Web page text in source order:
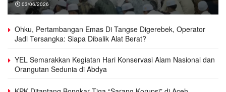
03/06/2026
Ohku, Pertambangan Emas Di Tangse Digerebek, Operator
Jadi Tersangka: Siapa Dibalik Alat Berat?
YEL Semarakkan Kegiatan Hari Konservasi Alam Nasional dan
Orangutan Sedunia di Abdya